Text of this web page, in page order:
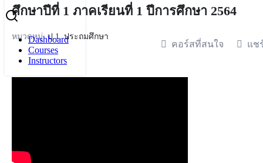
Dashboard
Courses
Instructors
ศึกษาปีที่ 1 ภาคเรียนที่ 1 ปีการศึกษา 2564
หมวดหมู่:ป.1,ประถมศึกษา
คอร์สที่สนใจ แช